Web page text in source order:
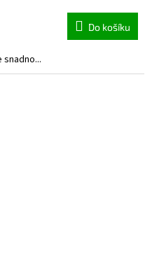
Do košíku
snadno...